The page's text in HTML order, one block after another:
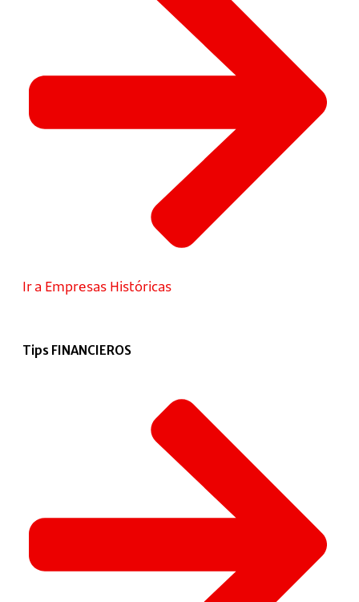
Ir a Empresas Históricas
Tips FINANCIEROS